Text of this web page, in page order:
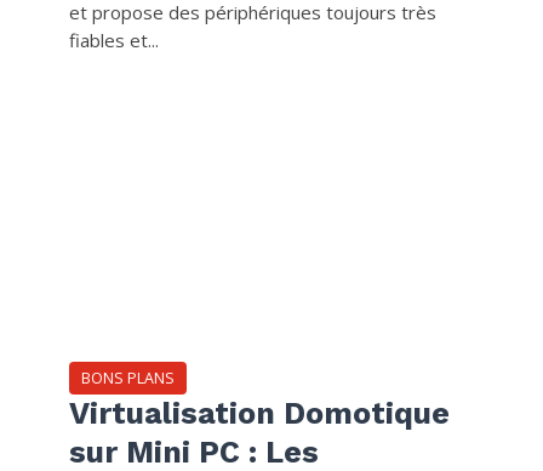
et propose des périphériques toujours très
fiables et...
BONS PLANS
Virtualisation Domotique
sur Mini PC : Les